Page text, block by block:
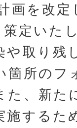
画を改
策定い
や取り残
箇所のフ
た、新た
施するた